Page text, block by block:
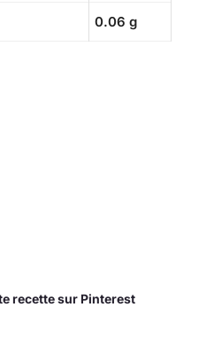
0.06 g
recette sur Pinterest